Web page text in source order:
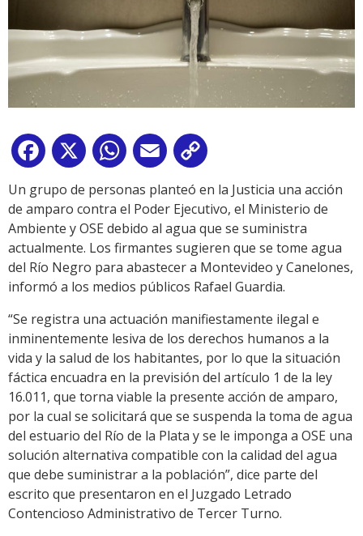
Facebook
X WhatsApp
Email
Link
Un grupo de personas planteó en la Justicia una acción
de amparo contra el Poder Ejecutivo, el Ministerio de
Ambiente y OSE debido al agua que se suministra
actualmente. Los firmantes sugieren que se tome agua
del Río Negro para abastecer a Montevideo y Canelones,
informó a los medios públicos Rafael Guardia.
“Se registra una actuación manifiestamente ilegal e
inminentemente lesiva de los derechos humanos a la
vida y la salud de los habitantes, por lo que la situación
fáctica encuadra en la previsión del artículo 1 de la ley
16.011, que torna viable la presente acción de amparo,
por la cual se solicitará que se suspenda la toma de agua
del estuario del Río de la Plata y se le imponga a OSE una
solución alternativa compatible con la calidad del agua
que debe suministrar a la población”, dice parte del
escrito que presentaron en el Juzgado Letrado
Contencioso Administrativo de Tercer Turno.